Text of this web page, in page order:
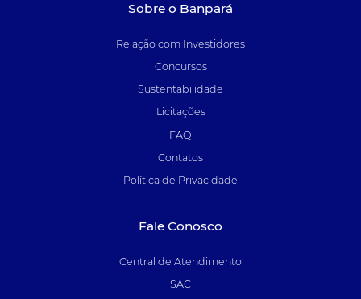
Sobre o Banpará
Relação com Investidores
Concursos
Sustentabilidade
Licitações
FAQ
Contatos
Política de Privacidade
Fale Conosco
Central de Atendimento
SAC